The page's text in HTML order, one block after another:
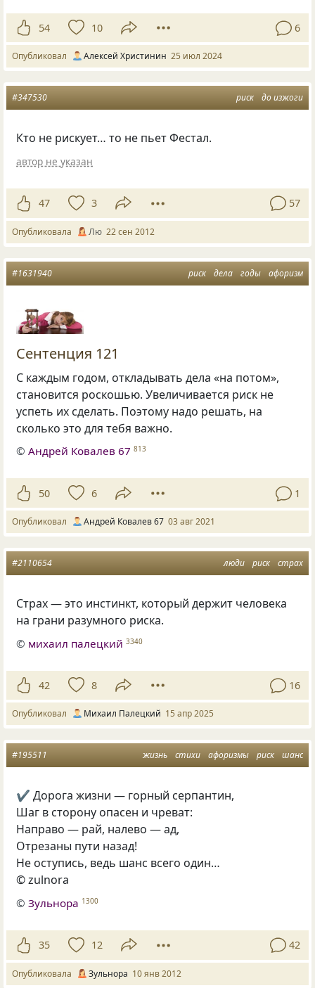
54 10 6
Опубликовал Алексей Христинин 25 июл 2024
риск до изжоги
#347530
Кто не рискует… то не пьет Фестал.
автор не указан
47 3 57
Опубликовала Лю 22 сен 2012
риск дела годы афоризм
#1631940
Сентенция 121
С каждым годом, откладывать дела «на потом»,
становится роскошью. Увеличивается риск не
успеть их сделать. Поэтому надо решать, на
сколько это для тебя важно.
©Андрей Ковалев 67 813
50 6 1
Опубликовал Андрей Ковалев 67 03 авг 2021
люди риск страх
#2110654
Страх — это инстинкт, который держит человека
на грани разумного риска.
© михаил палецкий 3340
42 8 16
Опубликовал Михаил Палецкий 15 апр 2025
жизнь стихи афоризмы риск шанс
#195511
✔ Дорога жизни — горный серпантин,
Шаг в сторону опасен и чреват:
Направо — рай, налево — ад,
Отрезаны пути назад!
Не оступись, ведь шанс всего один…
© zulnora
©Зульнора 1300
35 12 42
Опубликовала Зульнора 10 янв 2012